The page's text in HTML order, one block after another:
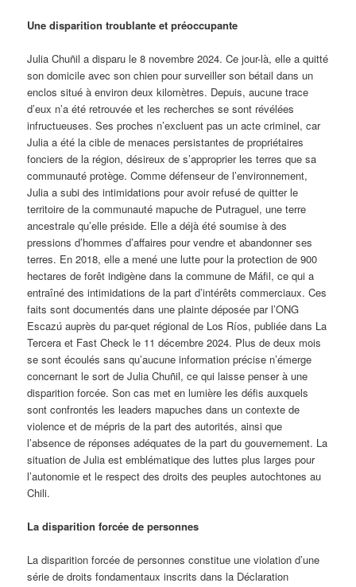
Une disparition troublante et préoccupante
Julia Chuñil a disparu le 8 novembre 2024. Ce jour-là, elle a quitté
son domicile avec son chien pour surveiller son bétail dans un
enclos situé à environ deux kilomètres. Depuis, aucune trace
d’eux n’a été retrouvée et les recherches se sont révélées
infructueuses. Ses proches n’excluent pas un acte criminel, car
Julia a été la cible de menaces persistantes de propriétaires
fonciers de la région, désireux de s’approprier les terres que sa
communauté protège. Comme défenseur de l’environnement,
Julia a subi des intimidations pour avoir refusé de quitter le
territoire de la communauté mapuche de Putraguel, une terre
ancestrale qu’elle préside. Elle a déjà été soumise à des
pressions d’hommes d’affaires pour vendre et abandonner ses
terres. En 2018, elle a mené une lutte pour la protection de 900
hectares de forêt indigène dans la commune de Máfil, ce qui a
entraîné des intimidations de la part d’intérêts commerciaux. Ces
faits sont documentés dans une plainte déposée par l’ONG
Escazú auprès du par-quet régional de Los Ríos, publiée dans La
Tercera et Fast Check le 11 décembre 2024. Plus de deux mois
se sont écoulés sans qu’aucune information précise n’émerge
concernant le sort de Julia Chuñil, ce qui laisse penser à une
disparition forcée. Son cas met en lumière les défis auxquels
sont confrontés les leaders mapuches dans un contexte de
violence et de mépris de la part des autorités, ainsi que
l’absence de réponses adéquates de la part du gouvernement. La
situation de Julia est emblématique des luttes plus larges pour
l’autonomie et le respect des droits des peuples autochtones au
Chili.
La disparition forcée de personnes
La disparition forcée de personnes constitue une violation d’une
série de droits fondamentaux inscrits dans la Déclaration